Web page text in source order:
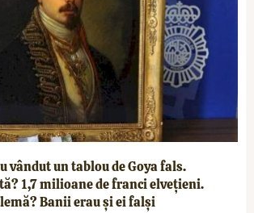
vândut un tablou de Goya fals.
1,7 milioane de franci elvețieni.
Banii erau și ei falși